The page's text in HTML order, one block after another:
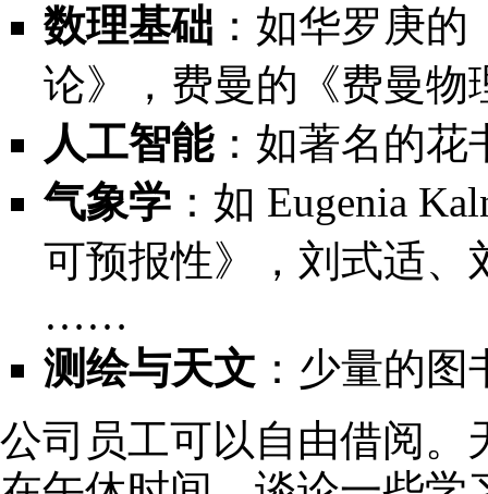
数理基础 ：如华罗庚
论》，费曼的《费曼
人工智能：如著名的花
气象学 ：如 Eugenia
可预报性》，刘式适、
……
测绘与天文 ：少量的
公司员工可以自由借阅。